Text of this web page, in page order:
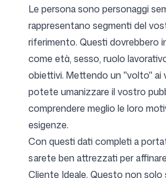
Le persona sono personaggi
rappresentano segmenti del
riferimento. Questi dovrebbero
come età, sesso, ruolo
obiettivi. Mettendo un "volto" ai
potete umanizzare il vostro
comprendere meglio le loro
esigenze.
Con questi dati completi a
sarete ben attrezzati per
Cliente Ideale. Questo non solo